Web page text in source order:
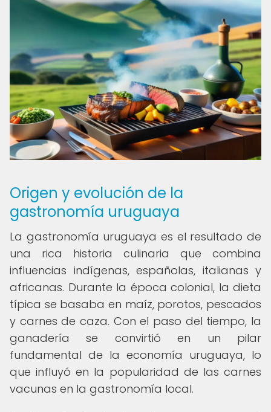
Origen y evolución de la
gastronomía uruguaya
La gastronomía uruguaya es el resultado de
una rica historia culinaria que combina
influencias indígenas, españolas, italianas y
africanas. Durante la época colonial, la dieta
típica se basaba en maíz, porotos, pescados
y carnes de caza. Con el paso del tiempo, la
ganadería se convirtió en un pilar
fundamental de la economía uruguaya, lo
que influyó en la popularidad de las carnes
vacunas en la gastronomía local.